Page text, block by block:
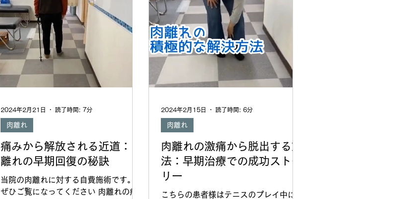
痛みから解放される近道：肉
離れの早期回復の秘訣
当院の肉離れに対する自費施術です。
ぜひご覧になってください 肉離れの痛
肉離れ
2024年2月21日 読了時間: 7分
肉離れの激痛から脱出する方
法：早期治療での成功ストー
リー
こちらの患者様はテニスのプレイ中に肉
肉離れ
2024年2月15日 読了時間: 6分